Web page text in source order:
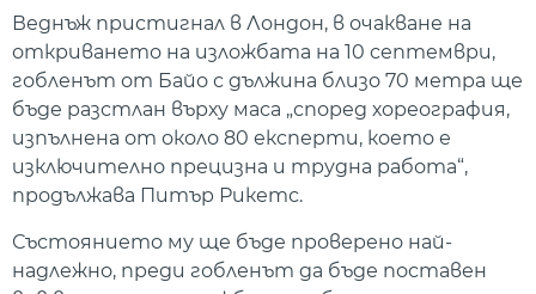
Веднъж пристигнал в Лондон, в очакване на
откриването на изложбата на 10 септември,
гобленът от Байо с дължина близо 70 метра ще
бъде разстлан върху маса „според хореография,
изпълнена от около 80 експерти, което е
изключително прецизна и трудна работа“,
продължава Питър Рикетс.
Състоянието му ще бъде проверено най-
надлежно, преди гобленът да бъде поставен